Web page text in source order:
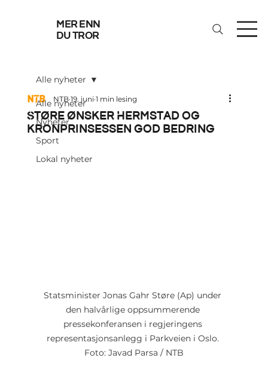
mer enn
du tror
Alle nyheter
Nyheter
Sport
Lokal nyheter
Alle nyheter
Støre ønsker Hermstad og
kronprinsessen god bedring
NTB 19. juni 1 min lesing
Statsminister Jonas Gahr Støre (Ap) under
den halvårlige oppsummerende
pressekonferansen i regjeringens
representasjonsanlegg i Parkveien i Oslo.
Foto: Javad Parsa / NTB